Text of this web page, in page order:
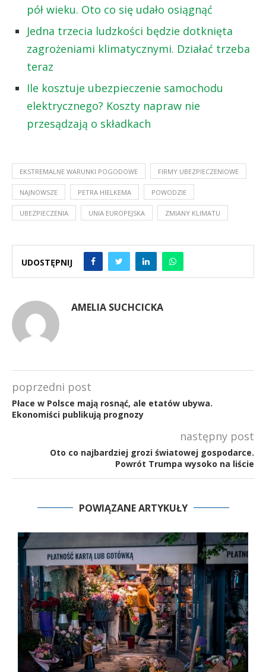
pół wieku. Oto co się udało osiągnąć
Jedna trzecia ludzkości będzie dotknięta
zagrożeniami klimatycznymi. Działać trzeba
teraz
Ile kosztuje ubezpieczenie samochodu
elektrycznego? Koszty napraw nie
przesądzają o składkach
EKSTREMALNE WARUNKI POGODOWE FIRMY UBEZPIECZENIOWE
NAJNOWSZE PETRA HIELKEMA POWODZIE
UBEZPIECZENIA UNIA EUROPEJSKA ZMIANY KLIMATU
UDOSTĘPNIJ
AMELIA SUCHCICKA
poprzedni post
Płace w Polsce mają rosnąć, ale etatów ubywa.
Ekonomiści publikują prognozy
następny post
Oto co najbardziej grozi światowej gospodarce.
Powrót Trumpa wysoko na liście
POWIĄZANE ARTYKUŁY